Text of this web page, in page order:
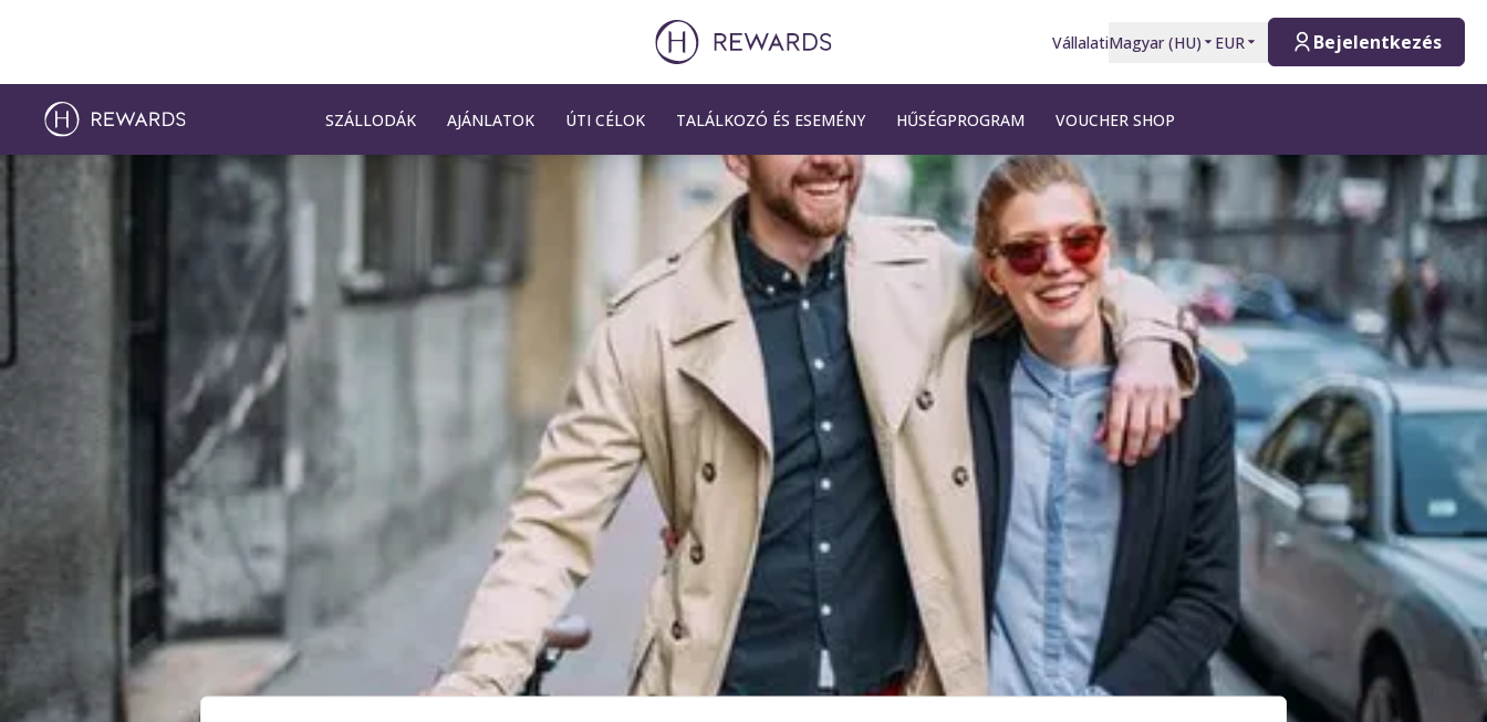
VállalatiMagyar(HU) EUR Bejelentkezés
SZÁLLODÁK AJÁNLATOK ÚTI CÉLOK TALÁLKOZÓ ÉS ESEMÉNY HŰSÉGPROGRAM VOUCHER SHOP
Dia: 1 of 1